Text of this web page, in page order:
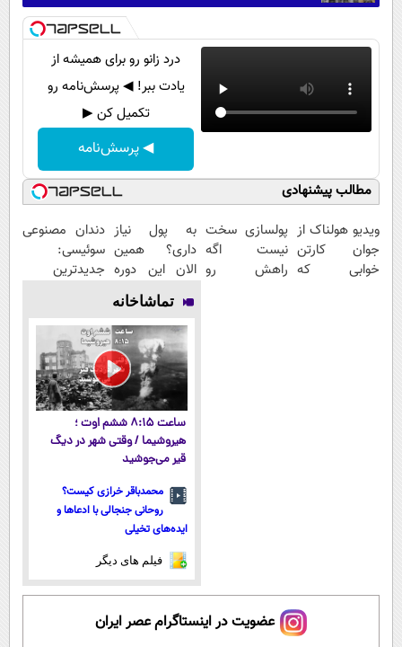
درد زانو رو برای همیشه از
یادت ببر! ◀ پرسش‌نامه رو
تکمیل کن ▶
◀ پرسش‌نامه
مطالب پیشنهادی
ویدیو هولناک از
جوان کارتن
خوابی که
پولسازی سخت
نیست اگه
راهش رو
به پول نیاز
داری؟ همین
الان این دوره
رایگان رو شرکت
کن تا دیر
نشده!
دندان مصنوعی
سوئیسی:
جدیدترین
پرداخت قسطی
تماشاخانه
ساعت ۸:۱۵ ششم اوت ؛
هیروشیما / وقتی شهر در دیگ
قیر می‌جوشید
محمدباقر خرازی کیست؟
روحانی جنجالی با ادعاها و
ایده‌های تخیلی
فیلم های دیگر
عضویت در اینستاگرام عصر ایران